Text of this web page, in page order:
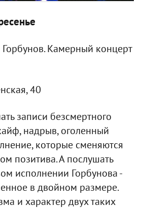
Камерный концерт
40
записи безсмертного
надрыв, оголенный
которые сменяются
позитива. А послушать
исполнении Горбунова -
в двойном размере.
и характер двух таких